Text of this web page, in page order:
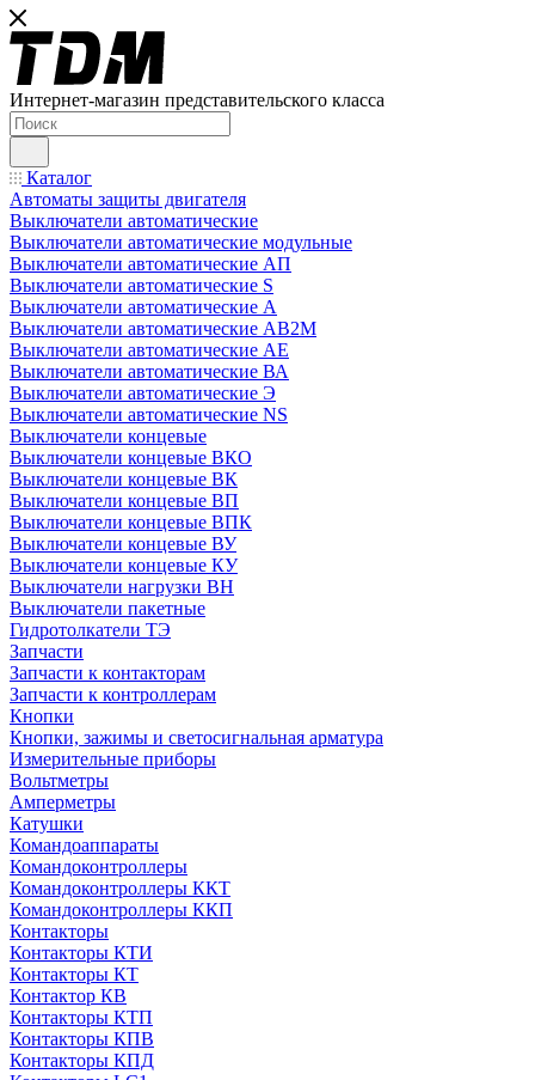
Интернет-магазин представительского класса
Каталог
Автоматы защиты двигателя
Выключатели автоматические
Выключатели автоматические модульные
Выключатели автоматические АП
Выключатели автоматические S
Выключатели автоматические А
Выключатели автоматические АВ2М
Выключатели автоматические АЕ
Выключатели автоматические ВА
Выключатели автоматические Э
Выключатели автоматические NS
Выключатели концевые
Выключатели концевые ВКО
Выключатели концевые ВК
Выключатели концевые ВП
Выключатели концевые ВПК
Выключатели концевые ВУ
Выключатели концевые КУ
Выключатели нагрузки ВН
Выключатели пакетные
Гидротолкатели ТЭ
Запчасти
Запчасти к контакторам
Запчасти к контроллерам
Кнопки
Кнопки, зажимы и светосигнальная арматура
Измерительные приборы
Вольтметры
Амперметры
Катушки
Командоаппараты
Командоконтроллеры
Командоконтроллеры ККТ
Командоконтроллеры ККП
Контакторы
Контакторы КТИ
Контакторы КТ
Контактор КВ
Контакторы КТП
Контакторы КПВ
Контакторы КПД